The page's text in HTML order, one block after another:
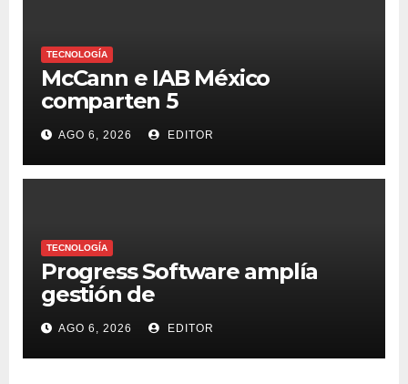
TECNOLOGÍA
McCann e IAB México
comparten 5
macrotendencias en la
industria del marketing y la
publicidad
AGO 6, 2026 EDITOR
TECNOLOGÍA
Progress Software amplía
gestión de
supercomputadoras de IA
NVIDIA DGX Spark con Chef
AGO 6, 2026 EDITOR